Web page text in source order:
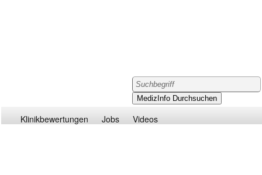
Klinikbewertungen Jobs Videos